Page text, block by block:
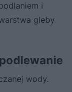
i
gleby
wody.